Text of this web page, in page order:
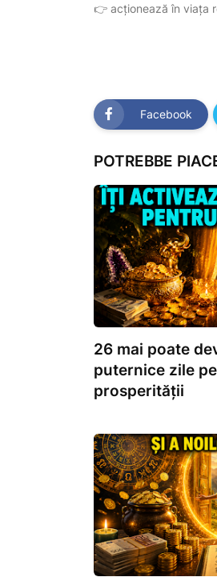
👉 acționează în viața
Facebook
POTREBBE
26 mai poate
puternice zile
prosperității